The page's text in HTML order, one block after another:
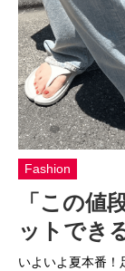
Fashion
「この値
ットでき
いよいよ夏本番！